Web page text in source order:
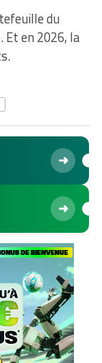
du
Et en 2026, la
➜
➜